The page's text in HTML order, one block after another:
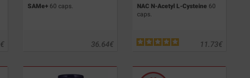
€
SAMe+ 60 caps.
€
36.64
NAC N-Acetyl L-Cysteine 60
caps.
€
11.73